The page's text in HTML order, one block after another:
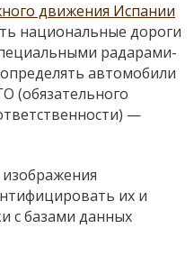
движения Испании
национальные дороги
радарами-
автомобили
(обязательного
—
их и
с базами данных